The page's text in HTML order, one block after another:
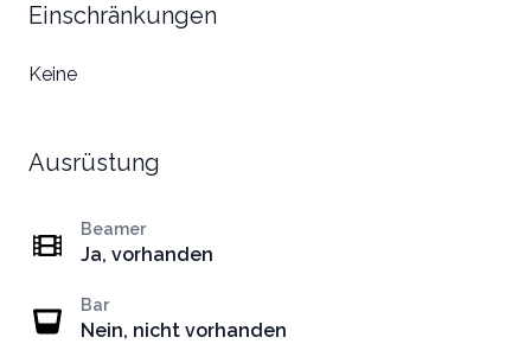
Einschränkungen
Keine
Ausrüstung
Beamer
Ja, vorhanden
Bar
Nein, nicht vorhanden